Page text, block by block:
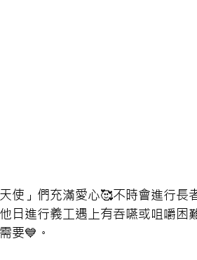
使」們充滿愛心🥰不時會進行長
日進行義工遇上有吞嚥或咀嚼困
要💙。